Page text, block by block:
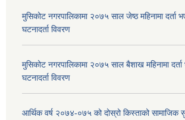
मुसिकोट नगरपालिकामा २०७५ साल जेष्ठ महिनामा दर्ता
घटनादर्ता विवरण
मुसिकोट नगरपालिकामा २०७५ साल बैशाख महिनामा
घटनादर्ता विवरण
आर्थिक वर्ष २०७४-०७५ को दोस्रो किस्ताको सामाजिक